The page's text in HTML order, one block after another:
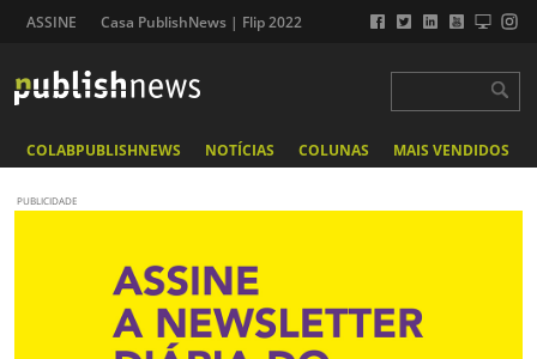
ASSINE Casa PublishNews | Flip 2022
COLABPUBLISHNEWS NOTÍCIAS COLUNAS MAIS VENDIDOS
PUBLICIDADE